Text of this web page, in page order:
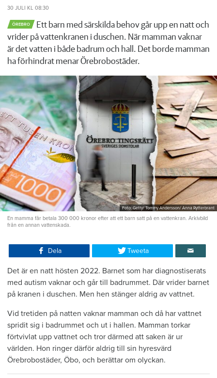
30 JULI KL 08:30
ÖREBRO
Ett barn med särskilda behov går upp en natt och
vrider på vattenkranen i duschen. När mamman vaknar
är det vatten i både badrum och hall. Det borde mamman
ha förhindrat menar Örebrobostäder.
Foto: Getty/ Tommy Andersson/ Anna Rytterbrant
En mamma får betala 300 000 kronor efter att ett barn satt på en vattenkran. Arkivbild
från en annan vattenskada.
Dela Tweeta
Det är en natt hösten 2022. Barnet som har diagnostiserats
med autism vaknar och går till badrummet. Där vrider barnet
på kranen i duschen. Men hen stänger aldrig av vattnet.
Vid tretiden på natten vaknar mamman och då har vattnet
spridit sig i badrummet och ut i hallen. Mamman torkar
förtvivlat upp vattnet och tror därmed att saken är ur
världen. Hon ringer därför aldrig till sin hyresvärd
Örebrobostäder, Öbo, och berättar om olyckan.